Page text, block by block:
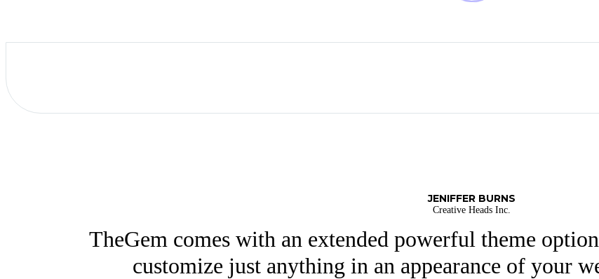
JENIFFER BURNS
Creative Heads Inc.
TheGem comes with an extended powerful theme
customize just anything in an appearance of your